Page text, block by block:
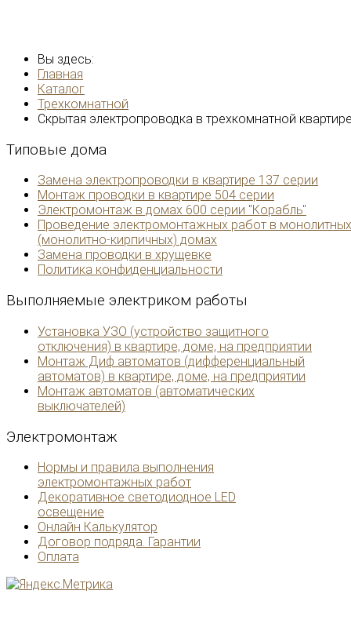
Вы здесь:
Главная
Каталог
Трехкомнатной
Скрытая электропроводка в трехкомнатной
Типовые дома
Замена электропроводки в квартире 137 серии
Монтаж проводки в квартире 504 серии
Электромонтаж в домах 600 серии "Корабль"
Проведение электромонтажных работ в монолитных
(монолитно-кирпичных) домах
Замена проводки в хрущевке
Политика конфиденциальности
Выполняемые электриком работы
Установка УЗО (устройство защитного
отключения) в квартире, доме, на предприятии
Монтаж Диф автоматов (дифференциальный
автоматов) в квартире, доме, на предприятии
Монтаж автоматов (автоматических
выключателей)
Электромонтаж
Нормы и правила выполнения
электромонтажных работ
Декоративное светодиодное LED
освещение
Онлайн Калькулятор
Договор подряда. Гарантии
Оплата